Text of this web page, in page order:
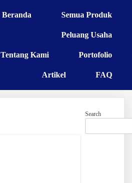
Beranda Semua Produk
Peluang Usaha
Tentang Kami Portofolio
Artikel FAQ
Search